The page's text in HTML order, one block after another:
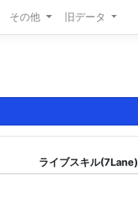
その他 旧データ
ライブスキル(7Lane)